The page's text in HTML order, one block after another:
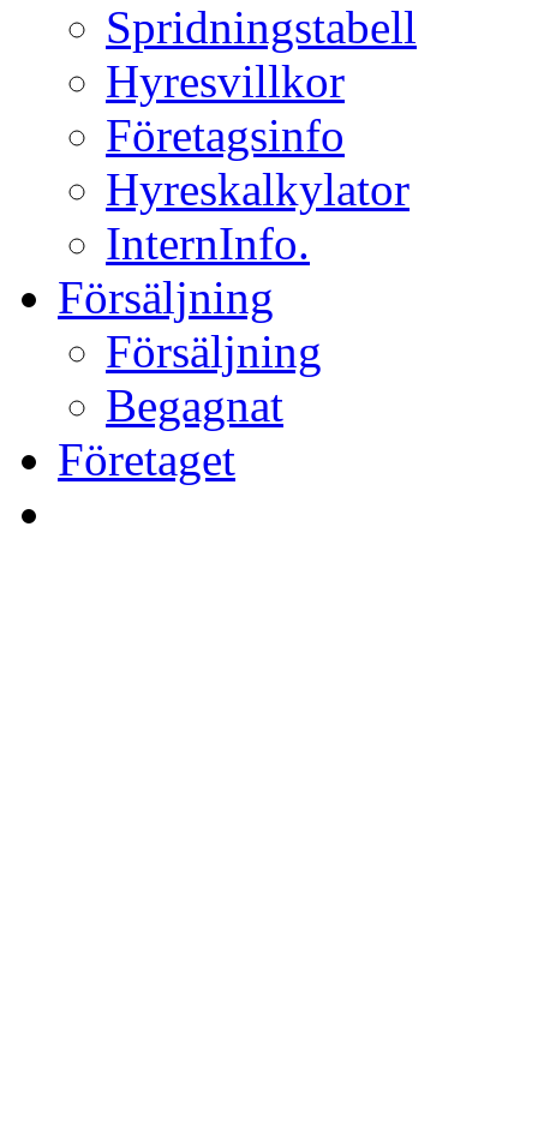
Spridningstabell
Hyresvillkor
Företagsinfo
Hyreskalkylator
InternInfo.
Försäljning
Försäljning
Begagnat
Företaget